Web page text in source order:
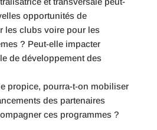
opportunités de
les clubs voire pour les
? Peut-elle impacter
de développement des
propice, pourra-t-on mobiliser
des partenaires
ces programmes ?